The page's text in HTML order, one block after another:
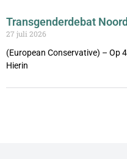
Transgenderdebat
27 juli 2026
(European Conservative) – Op
Hierin